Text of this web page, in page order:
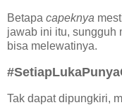
Betapa capeknya
jawab ini itu, sungguh
bisa melewatinya.
Tak dapat dipungkiri,